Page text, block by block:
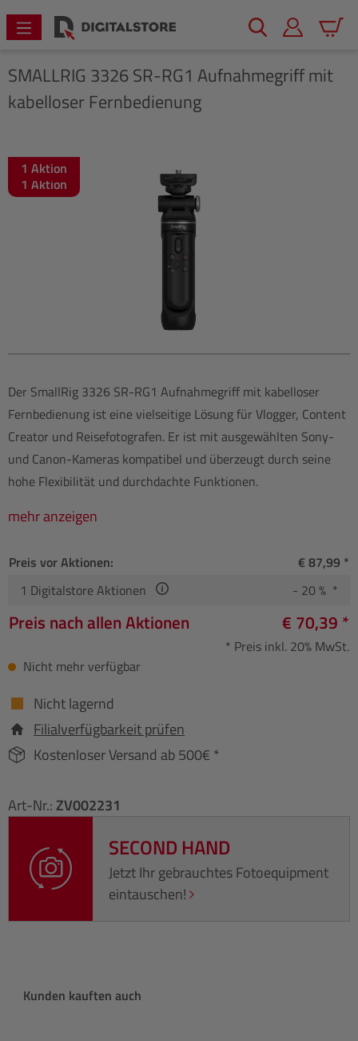
springen
SMALLRIG 3326 SR-RG1 Aufnahmegriff mit
kabelloser Fernbedienung
Bildergalerie überspringen
1 Aktion
1 Aktion
Der SmallRig 3326 SR-RG1 Aufnahmegriff mit kabelloser
Fernbedienung ist eine vielseitige Lösung für Vlogger, Content
Creator und Reisefotografen. Er ist mit ausgewählten Sony-
und Canon-Kameras kompatibel und überzeugt durch seine
hohe Flexibilität und durchdachte Funktionen.
mehr anzeigen
Preis vor Aktionen:
€ 87,99 *
1 Digitalstore Aktionen - 20 % *
Preis nach allen Aktionen € 70,39 *
* Preis inkl. 20% MwSt.
Nicht mehr verfügbar
Nicht lagernd
Filialverfügbarkeit prüfen
Kostenloser Versand ab 500€ *
Art-Nr.: ZV002231
SECOND HAND
Jetzt Ihr gebrauchtes Fotoequipment
eintauschen!
Produktgalerie überspringen
Kunden kauften auch